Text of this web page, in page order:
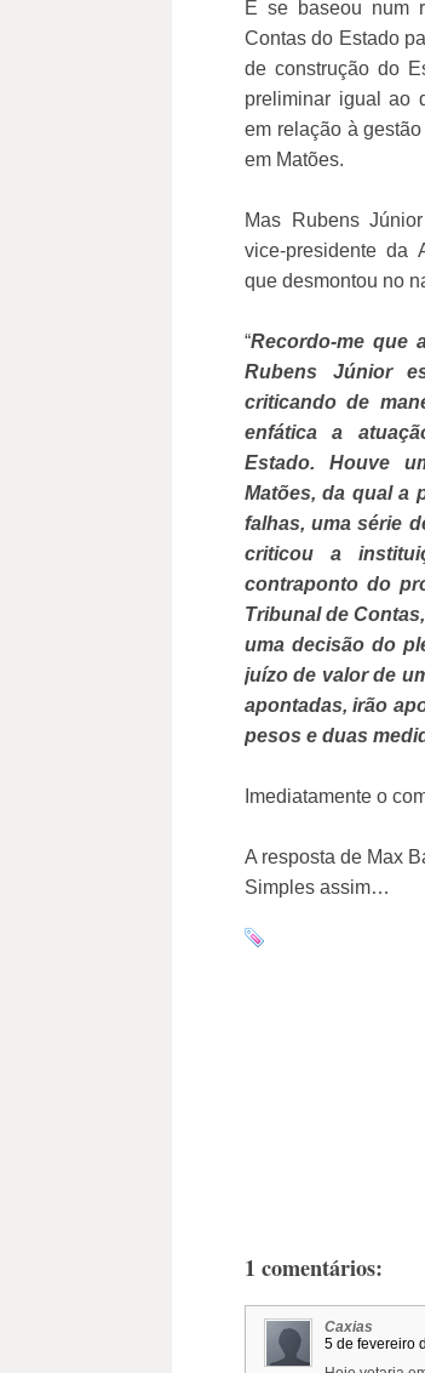
E se baseou num
Contas do Estado
de construção do
preliminar igual ao
em relação à
em Matões.
Mas Rubens
vice-presidente da
que desmontou no
“Recordo-me que
Rubens Júnior
criticando de
enfática a
Estado. Houve
Matões, da qual a
falhas, uma série
criticou a
contraponto do
Tribunal de
uma decisão do
juízo de valor de
apontadas, irão
pesos e duas
Imediatamente o
A resposta de Max
Simples assim…
1 comentários:
Caxias
5 de fevereiro